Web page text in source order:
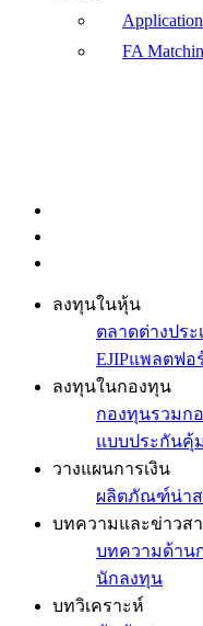
Application
FA
ลงทุนในหุ้น
ตลาดต่างประ
EJIPแพลตฟอ
ลงทุนในกองทุน
กองทุนรวมก
แบบประกันคุ้
วางแผนการเงิน
ผลิตภัณฑ์น่าส
บทความและข่าวส
บทความด้าน
นักลงทุน
บทวิเคราะห์